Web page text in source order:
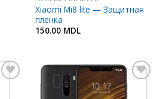
Xiaomi Mi8 lite — Защитная
пленка
150.00 MDL
Adaugă